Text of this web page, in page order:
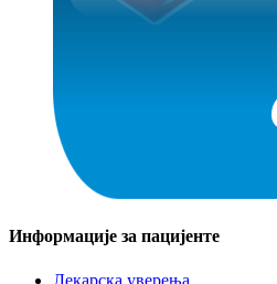
Информације за пацијенте
Лекарска уверења